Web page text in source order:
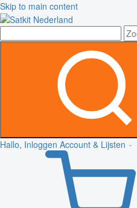
Skip to main content
Hallo, Inloggen Account & Lijsten